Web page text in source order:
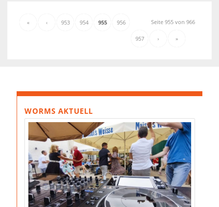
Seite 955 von 966
« ‹ 953 954 955 956
957 › »
WORMS AKTUELL